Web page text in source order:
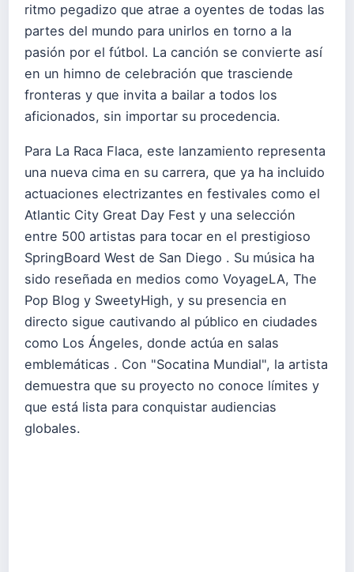
ritmo pegadizo que atrae a oyentes de todas las
partes del mundo para unirlos en torno a la
pasión por el fútbol. La canción se convierte así
en un himno de celebración que trasciende
fronteras y que invita a bailar a todos los
aficionados, sin importar su procedencia.
Para La Raca Flaca, este lanzamiento representa
una nueva cima en su carrera, que ya ha incluido
actuaciones electrizantes en festivales como el
Atlantic City Great Day Fest y una selección
entre 500 artistas para tocar en el prestigioso
SpringBoard West de San Diego . Su música ha
sido reseñada en medios como VoyageLA, The
Pop Blog y SweetyHigh, y su presencia en
directo sigue cautivando al público en ciudades
como Los Ángeles, donde actúa en salas
emblemáticas . Con "Socatina Mundial", la artista
demuestra que su proyecto no conoce límites y
que está lista para conquistar audiencias
globales.